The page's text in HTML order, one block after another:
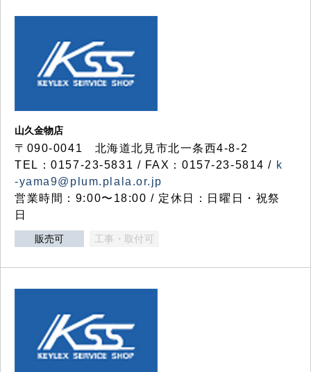
山久金物店
〒090-0041 北海道北見市北一条西4-8-2
TEL：0157-23-5831 / FAX：0157-23-5814 / k
-yama9@plum.plala.or.jp
営業時間：9:00〜18:00 / 定休日：日曜日・祝祭
日
販売可 工事・取付可